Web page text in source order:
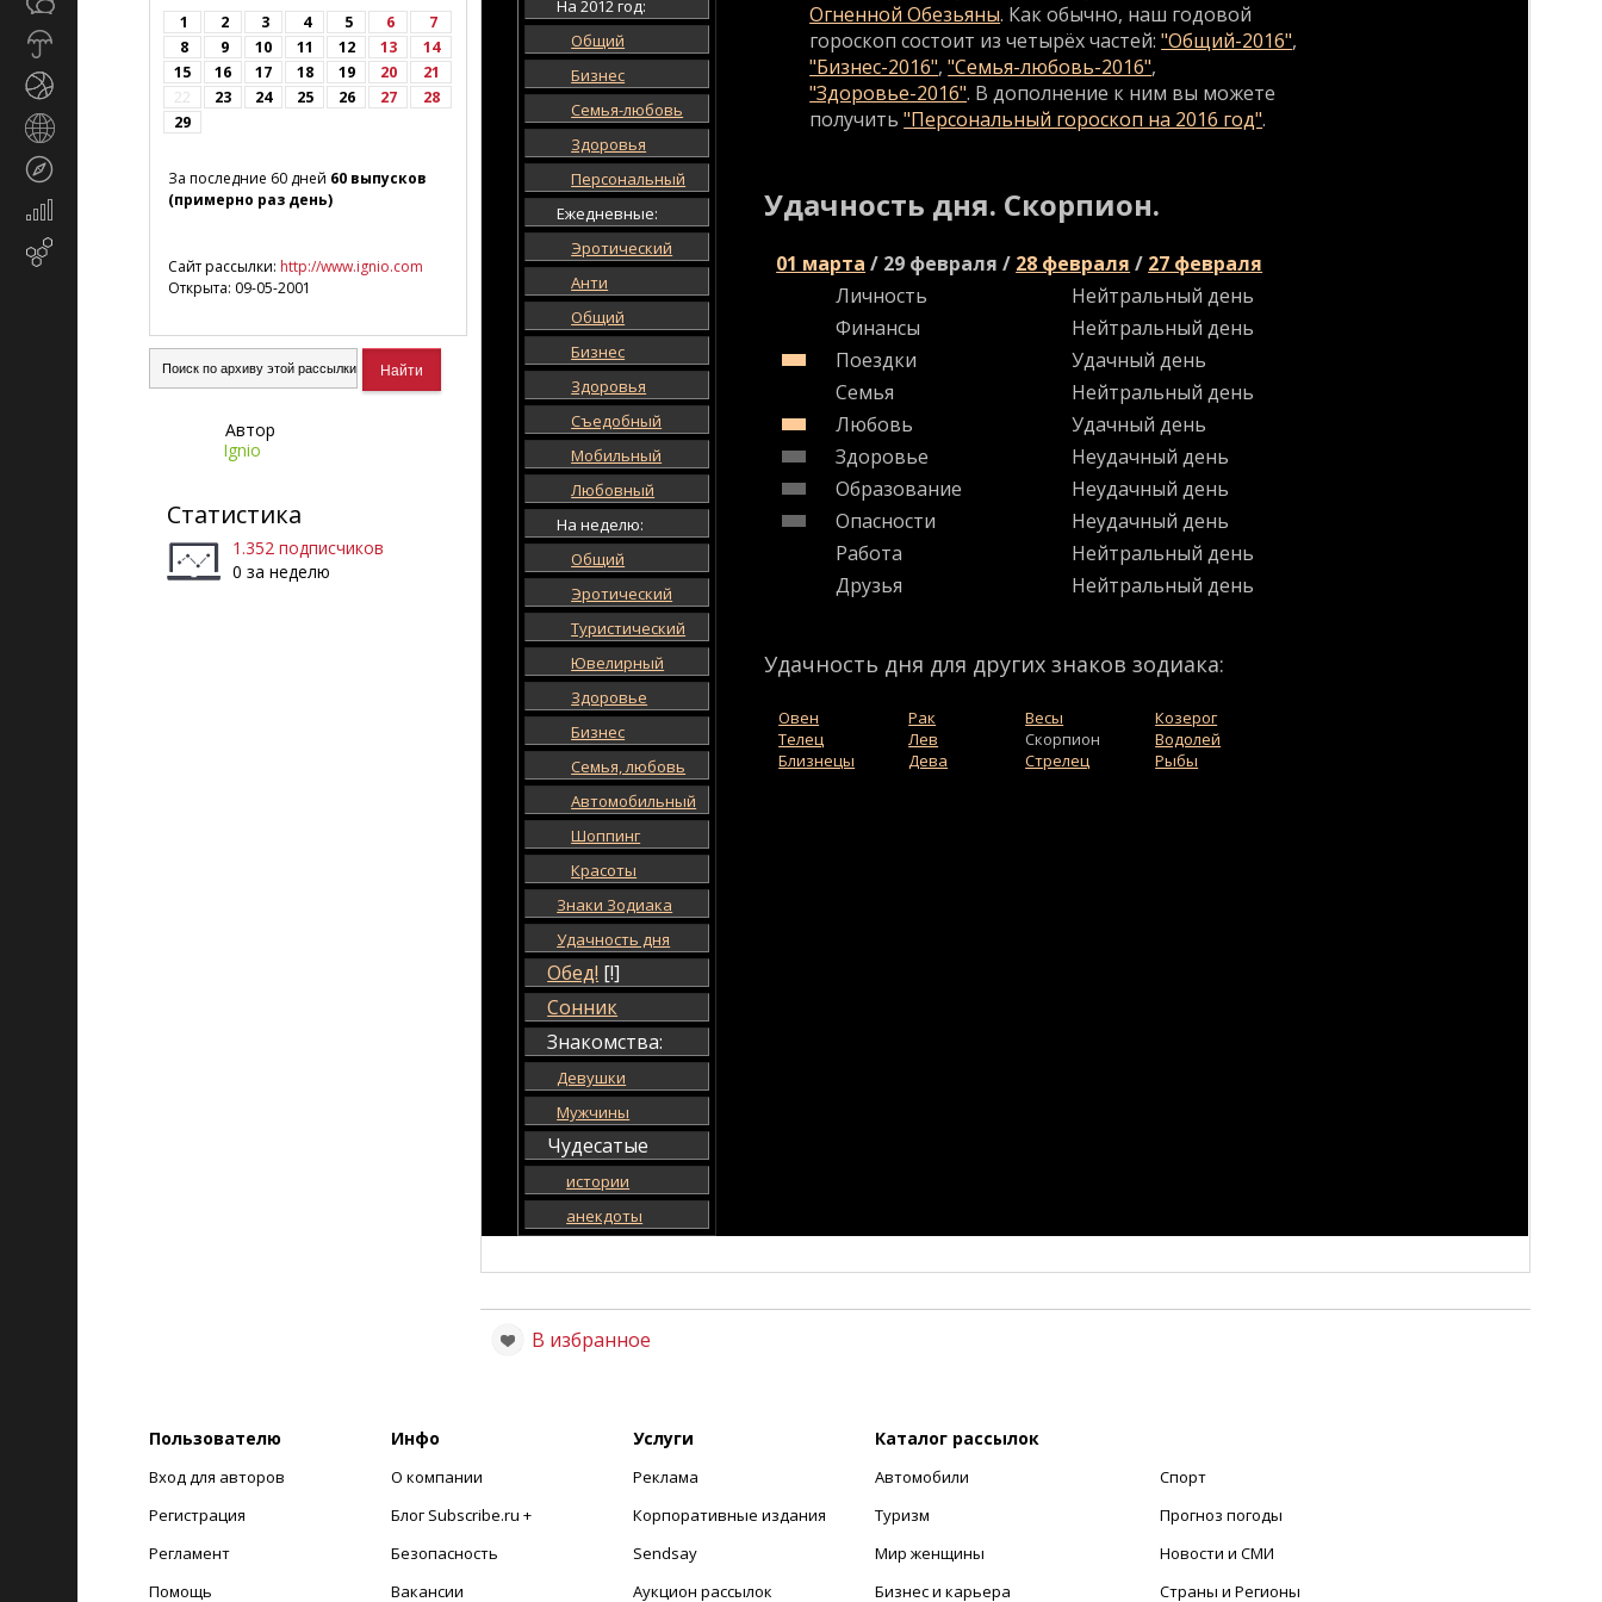
Экономика
маркетинг
1 2 3 4 5 6
7
8
9 10 11 12 13
14
15
16 17 18 19 20
21
22
23 24 25 26 27
28
29
За последние 60 дней 60 выпусков
(примерно раз день)
Сайт рассылки: http://www.ignio.com
Открыта: 09-05-2001
Автор
Ignio
Статистика
1.352 подписчиков
0 за неделю
На 2012 год:
Общий
Бизнес
Семья-любовь
Здоровья
Персональный
Ежедневные:
Эротический
Анти
Общий
Бизнес
Здоровья
Съедобный
Мобильный
Любовный
На неделю:
Общий
Эротический
Туристический
Ювелирный
Здоровье
Бизнес
Семья, любовь
Автомобильный
Шоппинг
Красоты
Знаки Зодиака
Удачность дня
Обед! [!]
Сонник
Знакомства:
Девушки
Мужчины
Чудесатые
истории
анекдоты
Огненной Обезьяны. Как обычно, наш годовой
гороскоп состоит из четырёх частей:"Общий-2016",
"Бизнес-2016","Семья-любовь-2016",
"Здоровье-2016". В дополнение к ним вы можете
получить"Персональный гороскоп на 2016 год".
Удачность дня. Скорпион.
01 марта / 29 февраля / 28 февраля / 27 февраля
Личность
Нейтральный день
Финансы
Нейтральный день
Поездки
Удачный день
Семья
Нейтральный день
Любовь
Удачный день
Здоровье
Неудачный день
Образование
Неудачный день
Опасности
Неудачный день
Работа
Нейтральный день
Друзья
Нейтральный день
Удачность дня для других знаков зодиака:
Овен
Телец
Близнецы
Рак
Лев
Дева
Весы
Скорпион
Стрелец
Козерог
Водолей
Рыбы
В избранное
Пользователю
Вход для авторов
Регистрация
Регламент
Помощь
Инфо
О компании
Блог Subscribe.ru +
Безопасность
Вакансии
Услуги
Реклама
Корпоративные издания
Sendsay
Аукцион рассылок
Каталог рассылок
Автомобили
Туризм
Мир женщины
Бизнес и карьера
Спорт
Прогноз погоды
Новости и СМИ
Страны и Регионы